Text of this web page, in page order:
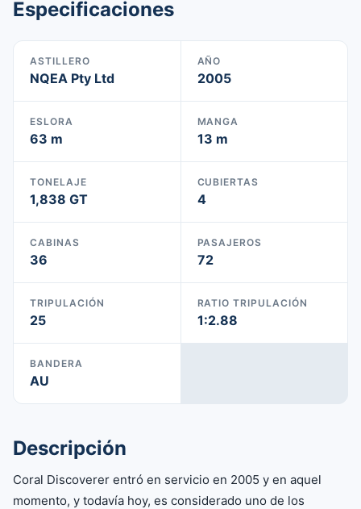
Especificaciones
ASTILLERO
NQEA Pty Ltd
AÑO
2005
ESLORA
63 m
MANGA
13 m
TONELAJE
1,838 GT
CUBIERTAS
4
CABINAS
36
PASAJEROS
72
TRIPULACIÓN
25
RATIO TRIPULACIÓN
1:2.88
BANDERA
AU
Descripción
Coral Discoverer entró en servicio en 2005 y en aquel
momento, y todavía hoy, es considerado uno de los